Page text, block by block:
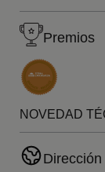
Premios
NOVEDAD
Dirección